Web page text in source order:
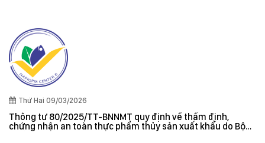
Thứ Hai 09/03/2026
Thông tư 80/2025/TT-BNNMT quy định về thẩm định,
chứng nhận an toàn thực phẩm thủy sản xuất khẩu do Bộ